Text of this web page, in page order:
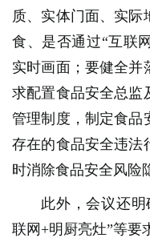
质、实体门面、实际
食、是否通过“互联
实时画面；要健全并
求配置食品安全总监
管理制度，制定食品
存在的食品安全违法
时消除食品安全风险
此外，会议还明
联网+明厨亮灶”等要